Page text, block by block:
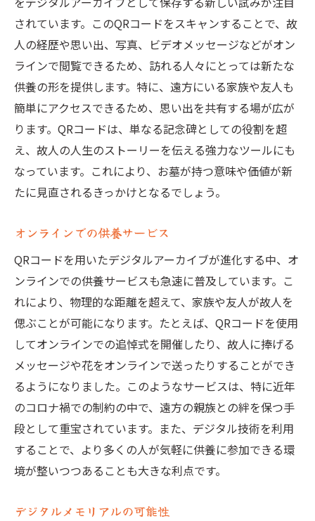
されています。このQRコードをスキャンすることで、故
人の経歴や思い出、写真、ビデオメッセージなどがオン
ラインで閲覧できるため、訪れる人々にとっては新たな
供養の形を提供します。特に、遠方にいる家族や友人も
簡単にアクセスできるため、思い出を共有する場が広が
ります。QRコードは、単なる記念碑としての役割を超
え、故人の人生のストーリーを伝える強力なツールにも
なっています。これにより、お墓が持つ意味や価値が新
たに見直されるきっかけとなるでしょう。
オンラインでの供養サービス
QRコードを用いたデジタルアーカイブが進化する中、オ
ンラインでの供養サービスも急速に普及しています。こ
れにより、物理的な距離を超えて、家族や友人が故人を
偲ぶことが可能になります。たとえば、QRコードを使用
してオンラインでの追悼式を開催したり、故人に捧げる
メッセージや花をオンラインで送ったりすることができ
るようになりました。このようなサービスは、特に近年
のコロナ禍での制約の中で、遠方の親族との絆を保つ手
段として重宝されています。また、デジタル技術を利用
することで、より多くの人が気軽に供養に参加できる環
境が整いつつあることも大きな利点です。
デジタルメモリアルの可能性